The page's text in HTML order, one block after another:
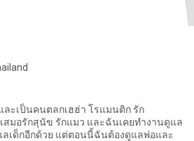
ละเป็นคนตลกเฮฮ่า โรแมนติก รัก
สมอรักสุนัข รักแมว และฉันเคยทำงานดูแล
เด็กอีกด้วย แต่ตอนนี้ฉันต้องดูแลพ่อและ